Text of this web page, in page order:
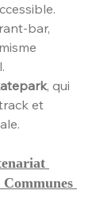
bar,
, qui
et